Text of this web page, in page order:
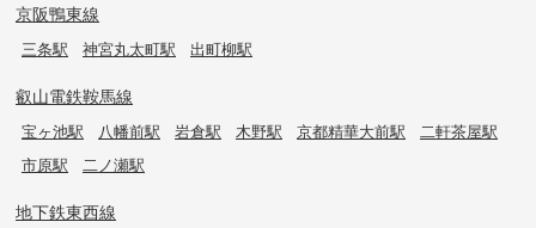
京阪鴨東線
三条駅 神宮丸太町駅 出町柳駅
叡山電鉄鞍馬線
宝ヶ池駅 八幡前駅 岩倉駅 木野駅 京都精華大前駅
二軒茶屋駅
市原駅
二ノ瀬駅
地下鉄東西線